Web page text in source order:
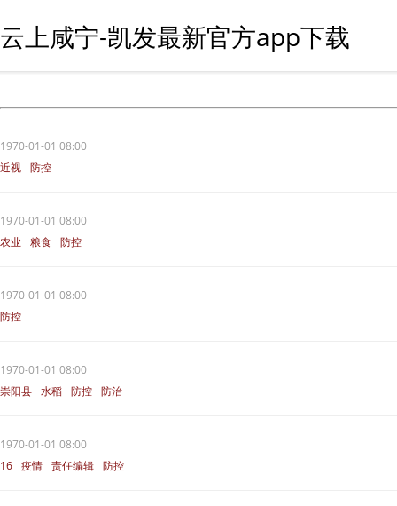
云上咸宁-凯发最新官方app下载
1970-01-01 08:00
近视 防控
1970-01-01 08:00
农业
粮食 防控
1970-01-01 08:00
防控
1970-01-01 08:00
崇阳县 水稻 防控 防治
1970-01-01 08:00
16 疫情 责任编辑 防控